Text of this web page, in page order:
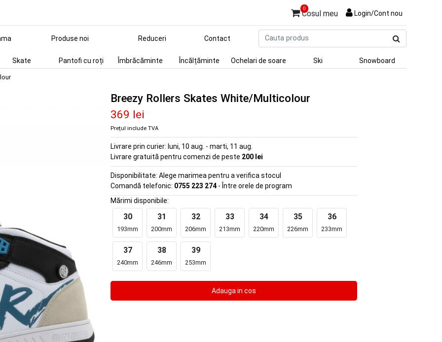
0
Cosul meu Login/Cont nou
produs
Produse noi Reduceri Contact
Skate Pantofi cu roți Îmbrăcăminte Încălțăminte Ochelari de soare Ski Snowboard
Breezy Rollers Skates White/Multicolour
369 lei
Prețul include TVA
Livrare prin curier: luni, 10 aug. - marti, 11 aug.
Livrare gratuită pentru comenzi de peste 200 lei
Disponibilitate: Alege marimea pentru a verifica stocul
Comandă telefonic: 0755 223 274 - Între orele de program
Mărimi disponibile:
30
193mm
31
200mm
32
206mm
33
213mm
34
220mm
35
226mm
36
233mm
37
240mm
38
246mm
39
253mm